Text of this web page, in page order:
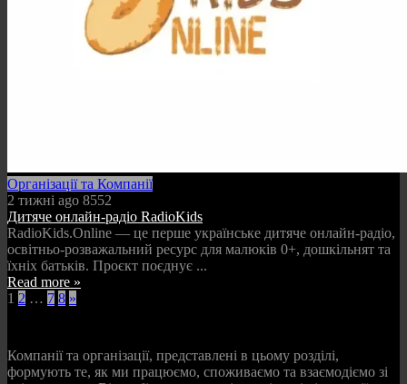
Організації та Компанії
2 тижні ago 8552
Дитяче онлайн-радіо RadioKids
RadioKids.Online — це перше українське дитяче онлайн-радіо,
освітньо-розважальний ресурс для малюків 0+, дошкільнят та
їхніх батьків. Проєкт поєднує ...
Read more »
1 2 … 7 8 »
Компанії та організації, представлені в цьому розділі,
формують те, як ми працюємо, споживаємо та взаємодіємо зі